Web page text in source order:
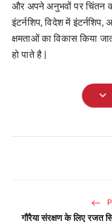
और अपने अनुभवों पर चिंतन
इंटर्नशिप, विदेश में
क्षमताओं का विकास किया
हो पाते है |
expand_more
गौरैया संरक्षण के लिए रजत